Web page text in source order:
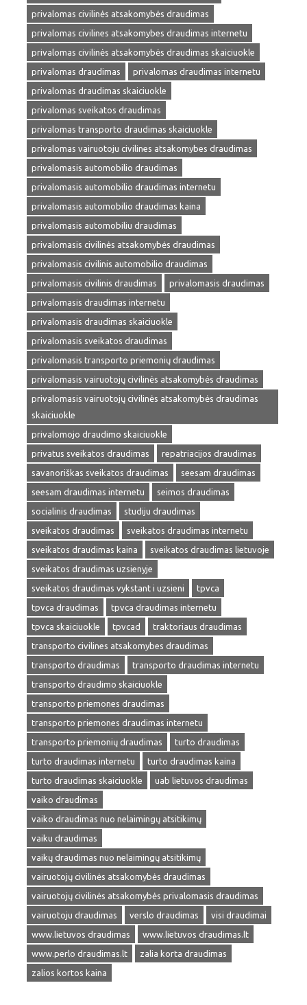
privalomas civilinės atsakomybės draudimas
privalomas civilines atsakomybes draudimas internetu
privalomas civilinės atsakomybės draudimas skaiciuokle
privalomas draudimas
privalomas draudimas internetu
privalomas draudimas skaiciuokle
privalomas sveikatos draudimas
privalomas transporto draudimas skaiciuokle
privalomas vairuotoju civilines atsakomybes draudimas
privalomasis automobilio draudimas
privalomasis automobilio draudimas internetu
privalomasis automobilio draudimas kaina
privalomasis automobiliu draudimas
privalomasis civilinės atsakomybės draudimas
privalomasis civilinis automobilio draudimas
privalomasis civilinis draudimas
privalomasis draudimas
privalomasis draudimas internetu
privalomasis draudimas skaiciuokle
privalomasis sveikatos draudimas
privalomasis transporto priemonių draudimas
privalomasis vairuotojų civilinės atsakomybės draudimas
privalomasis vairuotojų civilinės atsakomybės draudimas
skaiciuokle
privalomojo draudimo skaiciuokle
privatus sveikatos draudimas
repatriacijos draudimas
savanoriškas sveikatos draudimas
seesam draudimas
seesam draudimas internetu
seimos draudimas
socialinis draudimas
studiju draudimas
sveikatos draudimas
sveikatos draudimas internetu
sveikatos draudimas kaina
sveikatos draudimas lietuvoje
sveikatos draudimas uzsienyje
sveikatos draudimas vykstant i uzsieni
tpvca
tpvca draudimas
tpvca draudimas internetu
tpvca skaiciuokle
tpvcad
traktoriaus draudimas
transporto civilines atsakomybes draudimas
transporto draudimas
transporto draudimas internetu
transporto draudimo skaiciuokle
transporto priemones draudimas
transporto priemones draudimas internetu
transporto priemonių draudimas
turto draudimas
turto draudimas internetu
turto draudimas kaina
turto draudimas skaiciuokle
uab lietuvos draudimas
vaiko draudimas
vaiko draudimas nuo nelaimingų atsitikimų
vaiku draudimas
vaikų draudimas nuo nelaimingų atsitikimų
vairuotojų civilinės atsakomybės draudimas
vairuotojų civilinės atsakomybės privalomasis draudimas
vairuotoju draudimas
verslo draudimas
visi draudimai
www.lietuvos draudimas
www.lietuvos draudimas.lt
www.perlo draudimas.lt
zalia korta draudimas
zalios kortos kaina